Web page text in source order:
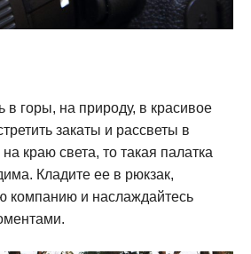
в горы, на природу, в красивое
закаты и рассветы в
краю света, то такая палатка
Кладите ее в рюкзак,
компанию и наслаждайтесь